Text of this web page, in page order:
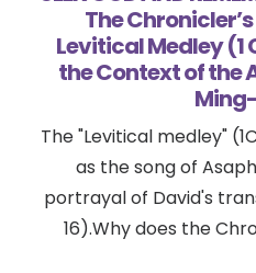
The
Levitical Medley (1
the Context of the
The "Levitical medley"
as the song of
portrayal of David's
16).Why does the